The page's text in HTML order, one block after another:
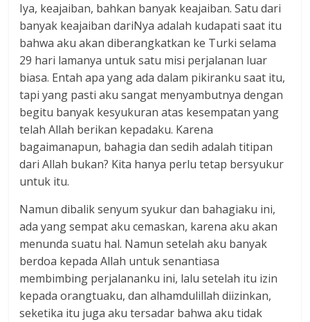
Iya, keajaiban, bahkan banyak keajaiban. Satu dari
banyak keajaiban dariNya adalah kudapati saat itu
bahwa aku akan diberangkatkan ke Turki selama
29 hari lamanya untuk satu misi perjalanan luar
biasa. Entah apa yang ada dalam pikiranku saat itu,
tapi yang pasti aku sangat menyambutnya dengan
begitu banyak kesyukuran atas kesempatan yang
telah Allah berikan kepadaku. Karena
bagaimanapun, bahagia dan sedih adalah titipan
dari Allah bukan? Kita hanya perlu tetap bersyukur
untuk itu.
Namun dibalik senyum syukur dan bahagiaku ini,
ada yang sempat aku cemaskan, karena aku akan
menunda suatu hal. Namun setelah aku banyak
berdoa kepada Allah untuk senantiasa
membimbing perjalananku ini, lalu setelah itu izin
kepada orangtuaku, dan alhamdulillah diizinkan,
seketika itu juga aku tersadar bahwa aku tidak